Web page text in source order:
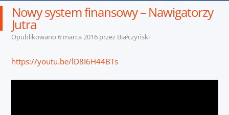
Nowy system finansowy – Nawigatorzy
Jutra
Opublikowano 6 marca 2016przez Białczyński
https://youtu.be/lD8I6H44BTs